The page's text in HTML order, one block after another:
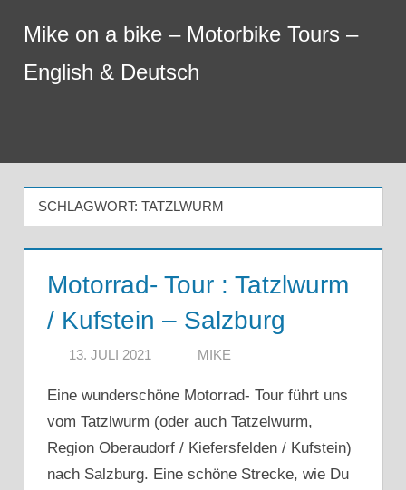
Inhalt
springen
Mike on a bike – Motorbike Tours –
English & Deutsch
SCHLAGWORT: TATZLWURM
Motorrad- Tour : Tatzlwurm
/ Kufstein – Salzburg
13. JULI 2021 MIKE
Eine wunderschöne Motorrad- Tour führt uns
vom Tatzlwurm (oder auch Tatzelwurm,
Region Oberaudorf / Kiefersfelden / Kufstein)
nach Salzburg. Eine schöne Strecke, wie Du